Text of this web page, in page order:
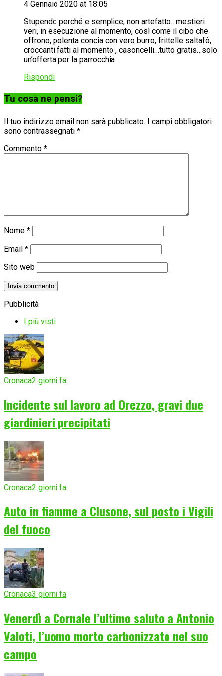
4 Gennaio 2020 at 18:05
Stupendo perché e semplice, non artefatto…mestieri
veri, in esecuzione al momento, così come il cibo che
offrono, polenta concia con vero burro, frittelle saltafô,
croccanti fatti al momento , casoncelli…tutto gratis…solo
un’offerta per la parrocchia
Rispondi
Tu cosa ne pensi?
Il tuo indirizzo email non sarà pubblicato.
I campi obbligatori
sono contrassegnati *
Commento *
Nome *
Email *
Sito web
Pubblicità
I più visti
Cronaca2 giorni fa
Incidente sul lavoro ad Orezzo, gravi due
giardinieri precipitati
Cronaca2 giorni fa
Auto in fiamme a Clusone, sul posto i Vigili
del fuoco
Cronaca3 giorni fa
Venerdì a Cornale l’ultimo saluto a Antonio
Valoti, l’uomo morto carbonizzato nel suo
campo